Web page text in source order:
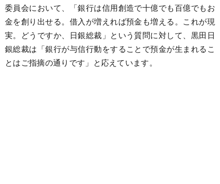
委員会において、「銀行は信用創造で十億でも百億でもお
金を創り出せる。借入が増えれば預金も増える。これが現
実。どうですか、日銀総裁」という質問に対して、黒田日
銀総裁は「銀行が与信行動をすることで預金が生まれるこ
とはご指摘の通りです」と応えています。